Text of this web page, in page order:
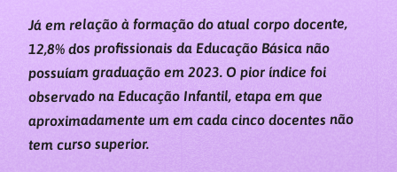
Já em relação à formação do atual corpo docente,
12,8% dos profissionais da Educação Básica não
possuíam graduação em 2023. O pior índice foi
observado na Educação Infantil, etapa em que
aproximadamente um em cada cinco docentes não
tem curso superior.